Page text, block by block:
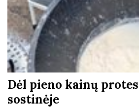
Dėl pieno kainų
sostinėje